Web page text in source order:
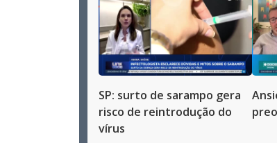
SP: surto de sarampo gera
risco de reintrodução do
vírus